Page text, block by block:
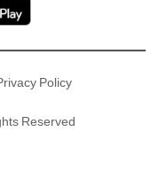
Policy
Reserved